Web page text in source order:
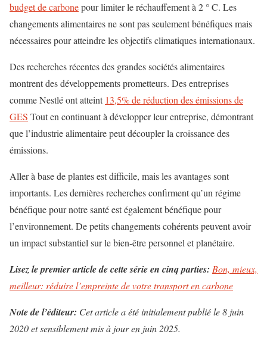
budget de carbonepour limiter le réchauffement à 2 ° C. Les
changements alimentaires ne sont pas seulement bénéfiques mais
nécessaires pour atteindre les objectifs climatiques internationaux.
Des recherches récentes des grandes sociétés alimentaires
montrent des développements prometteurs. Des entreprises
comme Nestlé ont atteint 13,5% de réduction des émissions de
GES Tout en continuant à développer leur entreprise, démontrant
que l’industrie alimentaire peut découpler la croissance des
émissions.
Aller à base de plantes est difficile, mais les avantages sont
importants. Les dernières recherches confirment qu’un régime
bénéfique pour notre santé est également bénéfique pour
l’environnement. De petits changements cohérents peuvent avoir
un impact substantiel sur le bien-être personnel et planétaire.
Lisez le premier article de cette série en cinq parties: Bon, mieux,
meilleur: réduire l’empreinte de votre transport en carbone
Note de l’éditeur: Cet article a été initialement publié le 8 juin
2020 et sensiblement mis à jour en juin 2025.